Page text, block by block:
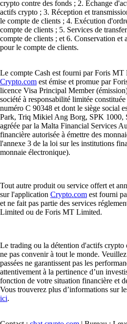
crypto contre des fonds ; 2. Échange
actifs crypto ; 3. Réception et
le compte de clients ; 4. Exécution
compte de clients ; 5. Services de
compte de clients ; et 6. Conservation
pour le compte de clients.
Le compte Cash est fourni par Foris
Crypto.com est émise et promue par
licence Visa Principal Member
société à responsabilité limitée
numéro C 90348 et dont le siège social
Park, Triq Mikiel Ang Borg, SPK 1000,
agréée par la Malta Financial Services
financière autorisée à émettre des
l'annexe 3 de la loi sur les institutions
monnaie électronique).
Tout autre produit ou service offert et
sur l'application Crypto.com est fourni
et ne fait pas partie des services
Limited ou de Foris MT Limited.
Le trading ou la détention d'actifs crypto
ne pas convenir à tout le monde.
passées ne garantissent pas les
attentivement à la pertinence d’un
fonction de votre situation financière et
Vous trouverez plus d’informations sur
ici.